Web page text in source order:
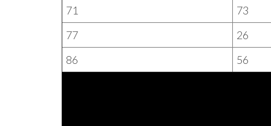
71
73
77
26
86
56